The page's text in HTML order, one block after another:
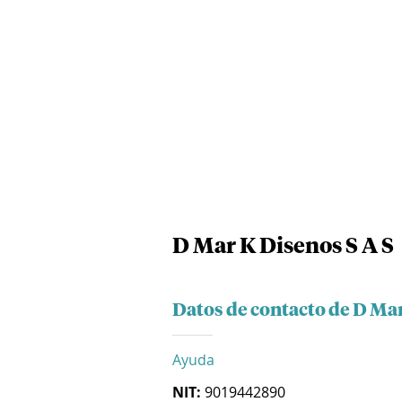
D Mar K Disenos S A S
Datos de contacto de D
Ayuda
NIT: 9019442890